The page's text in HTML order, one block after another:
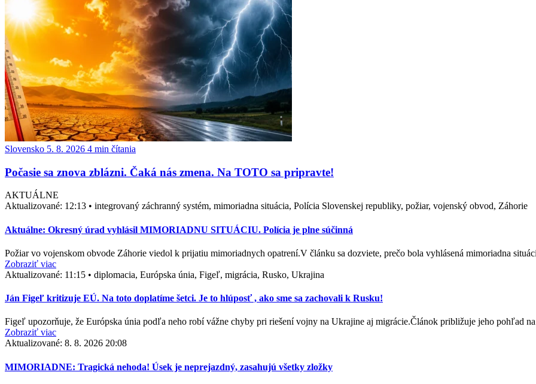
Slovensko 5. 8. 2026 4 min čítania
Počasie sa znova zblázni. Čaká nás zmena. Na TOTO sa pripravte!
AKTUÁLNE
Aktualizované: 12:13 • integrovaný záchranný systém, mimoriadna situácia, Polícia Slovenskej republiky, požiar, vojenský obvod, Záhorie
Aktuálne: Okresný úrad vyhlásil MIMORIADNU SITUÁCIU. Polícia je plne súčinná
Požiar vo vojenskom obvode Záhorie viedol k prijatiu mimoriadnych opatrení.V článku sa dozviete, prečo bola vyhlásená mimoriadna
Zobraziť viac
Aktualizované: 11:15 • diplomacia, Európska únia, Figeľ, migrácia, Rusko, Ukrajina
Ján Figeľ kritizuje EÚ. Na toto doplatíme šetci. Je to hlúposť , ako sme sa zachovali k Rusku!
Figeľ upozorňuje, že Európska únia podľa neho robí vážne chyby pri riešení vojny na Ukrajine aj migrácie.Článok približuje jeho pohľad
Zobraziť viac
Aktualizované: 8. 8. 2026 20:08
MIMORIADNE: Tragická nehoda! Úsek je neprejazdný, zasahujú všetky zložky